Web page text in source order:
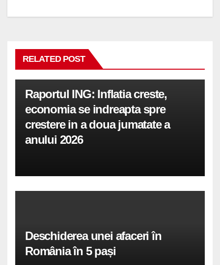
RELATED POST
Raportul ING: Inflatia creste,
economia se indreapta spre
crestere in a doua jumatate a
anului 2026
Deschiderea unei afaceri în
România în 5 pași